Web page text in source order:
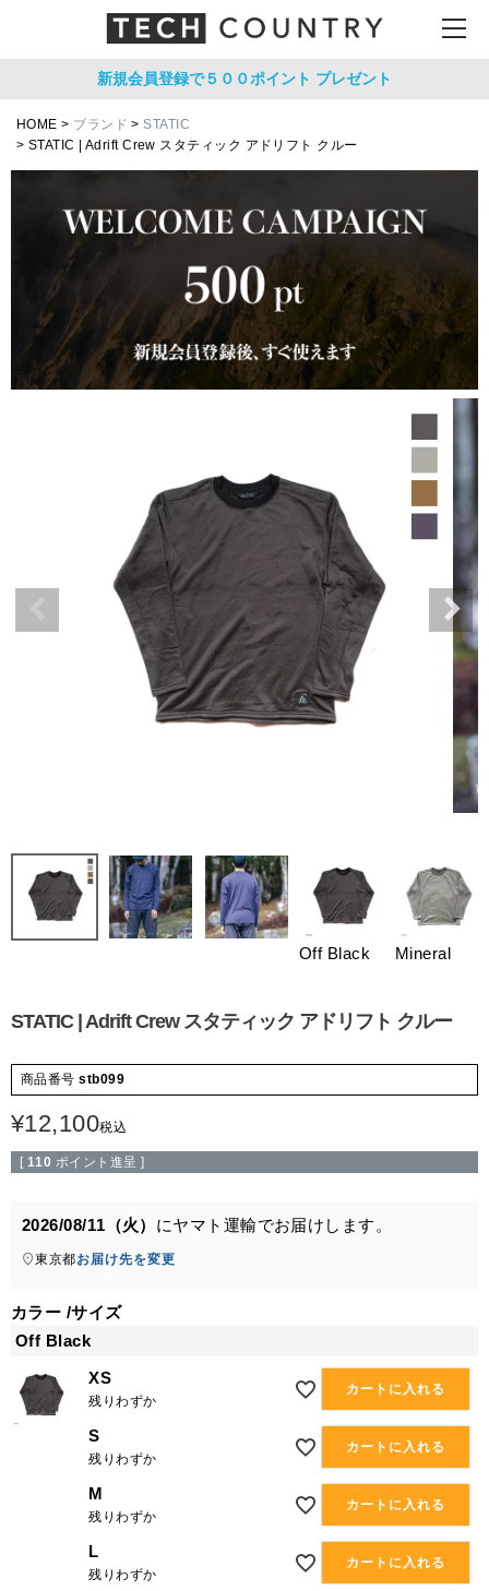
新規会員登録で５００ポイント プレゼント
HOME ブランド
STATIC
STATIC | Adrift Crew スタティック アドリフト クルー
Off Black Mineral
STATIC | Adrift Crew スタティック アドリフト クルー
商品番号 stb099
¥12,100税込
[ 110 ポイント進呈 ]
2026/08/11（火） にヤマト運輸でお届けします。
東京都お届け先を変更
カラー サイズ
Off Black
XS
残りわずか
カートに入れる
S
残りわずか
カートに入れる
M
残りわずか
カートに入れる
L
残りわずか
カートに入れる